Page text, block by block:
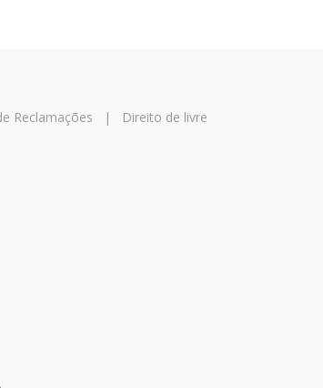
Reclamações |
Direito de livre